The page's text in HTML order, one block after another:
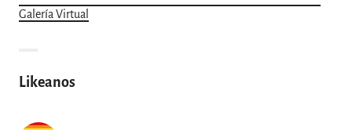
Galería Virtual
Likeanos